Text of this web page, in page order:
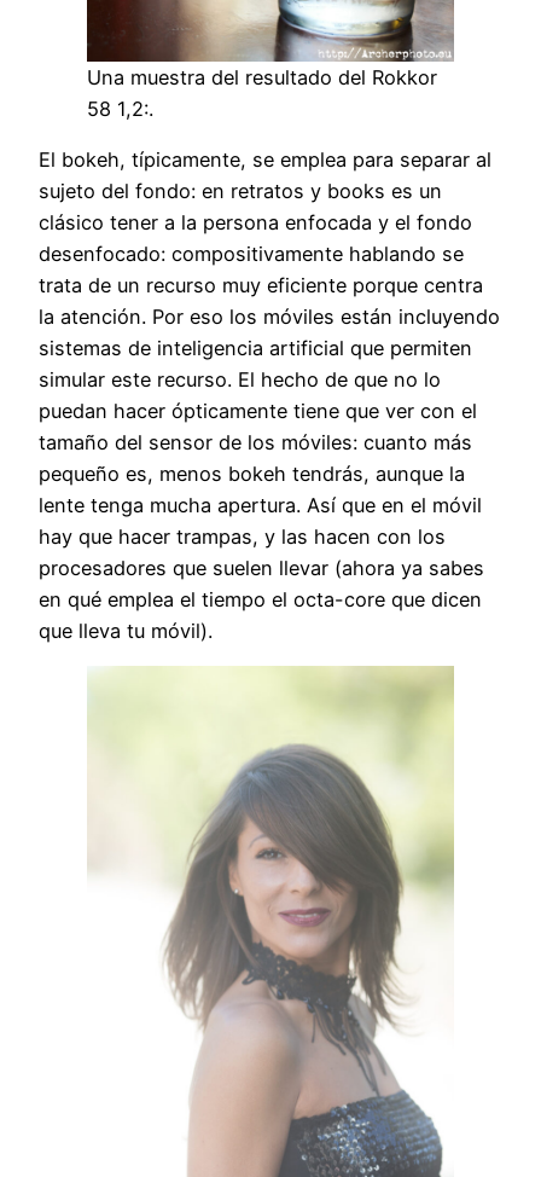
Una muestra del resultado del Rokkor
58 1,2:.
El bokeh, típicamente, se emplea para separar al
sujeto del fondo: en retratos y books es un
clásico tener a la persona enfocada y el fondo
desenfocado: compositivamente hablando se
trata de un recurso muy eficiente porque centra
la atención. Por eso los móviles están incluyendo
sistemas de inteligencia artificial que permiten
simular este recurso. El hecho de que no lo
puedan hacer ópticamente tiene que ver con el
tamaño del sensor de los móviles: cuanto más
pequeño es, menos bokeh tendrás, aunque la
lente tenga mucha apertura. Así que en el móvil
hay que hacer trampas, y las hacen con los
procesadores que suelen llevar (ahora ya sabes
en qué emplea el tiempo el octa-core que dicen
que lleva tu móvil).